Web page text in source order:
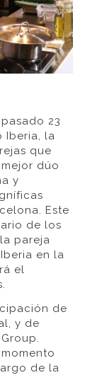
23
Iberia, la
que
dúo
y
Este
de los
pareja
en la
el
de
y de
de la